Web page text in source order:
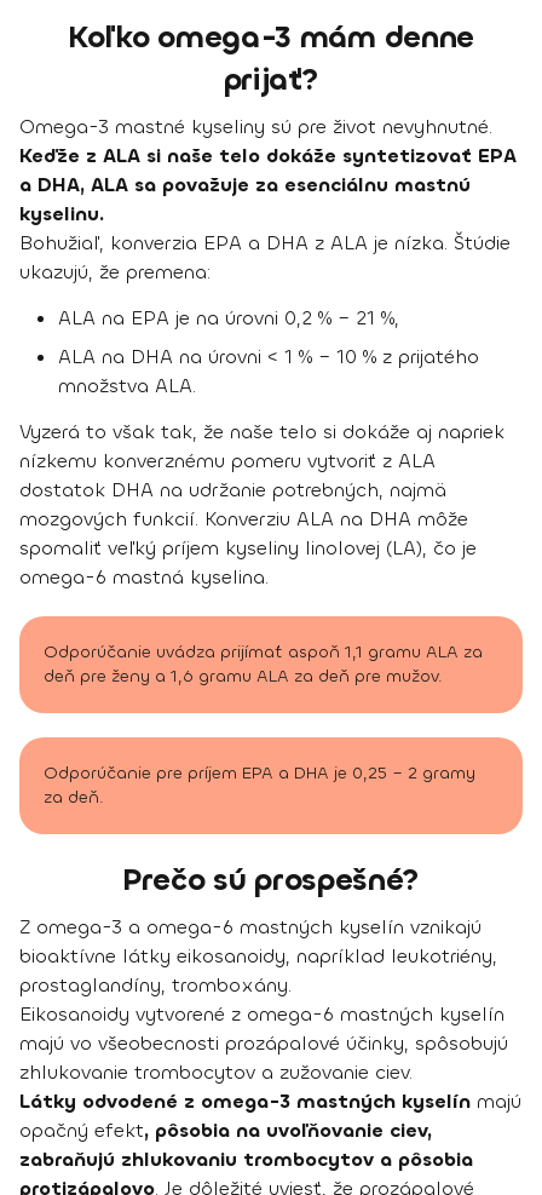
Koľko omega-3 mám denne
prijať?
Omega-3 mastné kyseliny sú pre život nevyhnutné.
Keďže z ALA si naše telo dokáže syntetizovať EPA
a DHA, ALA sa považuje za esenciálnu mastnú
kyselinu.
Bohužiaľ, konverzia EPA a DHA z ALA je nízka. Štúdie
ukazujú, že premena:
ALA na EPA je na úrovni 0,2 % – 21 %,
ALA na DHA na úrovni < 1 % – 10 % z prijatého
množstva ALA.
Vyzerá to však tak, že naše telo si dokáže aj napriek
nízkemu konverznému pomeru vytvoriť z ALA
dostatok DHA na udržanie potrebných, najmä
mozgových funkcií. Konverziu ALA na DHA môže
spomaliť veľký príjem kyseliny linolovej (LA), čo je
omega-6 mastná kyselina.
Odporúčanie uvádza prijímať aspoň 1,1 gramu ALA za
deň pre ženy a 1,6 gramu ALA za deň pre mužov.
Odporúčanie pre príjem EPA a DHA je 0,25 – 2 gramy
za deň.
Prečo sú prospešné?
Z omega-3 a omega-6 mastných kyselín vznikajú
bioaktívne látky eikosanoidy, napríklad leukotriény,
prostaglandíny, tromboxány.
Eikosanoidy vytvorené z omega-6 mastných kyselín
majú vo všeobecnosti prozápalové účinky, spôsobujú
zhlukovanie trombocytov a zužovanie ciev.
Látky odvodené z omega-3 mastných kyselín majú
opačný efekt, pôsobia na uvoľňovanie ciev,
zabraňujú zhlukovaniu trombocytov a pôsobia
protizápalovo. Je dôležité uviesť, že prozápalové